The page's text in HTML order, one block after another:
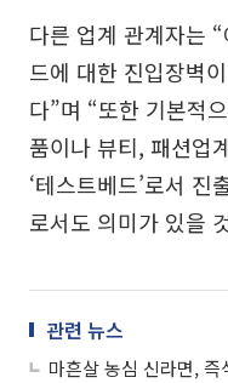
다른 업계 관계자는
드에 대한 진입장벽
다”며 “또한 기본적
품이나 뷰티, 패션업
‘테스트베드’로서
로서도 의미가 있을
관련 뉴스